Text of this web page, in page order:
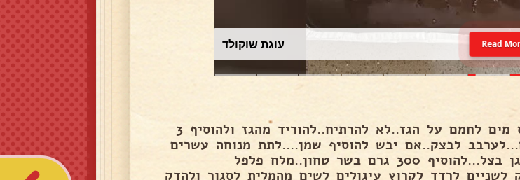
עוגת שוקולד Read
חצי כוס שמן וחצי כוס מים לחמם על הגז..לא להרתיח..להוריד מהגז ולהוסיף 3
לבצק..אם יבש להוסיף שמן....לתת מנוחה עשרים
דקות...המלית שלי: לטגן בצל...להוסיף 300 גרם בשר טחון..מלח פלפל
לשניים לרדד לקרוץ עיגולים לשים מהמלית לסגור ולהדק